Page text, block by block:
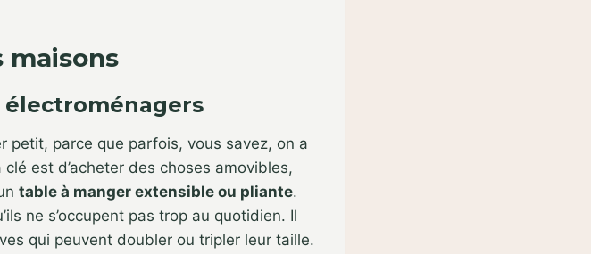
maisons
électroménagers
petit, parce que parfois, vous savez, on a
est d’acheter des choses amovibles,
table à manger extensible ou pliante.
ne s’occupent pas trop au quotidien. Il
qui peuvent doubler ou tripler leur taille.